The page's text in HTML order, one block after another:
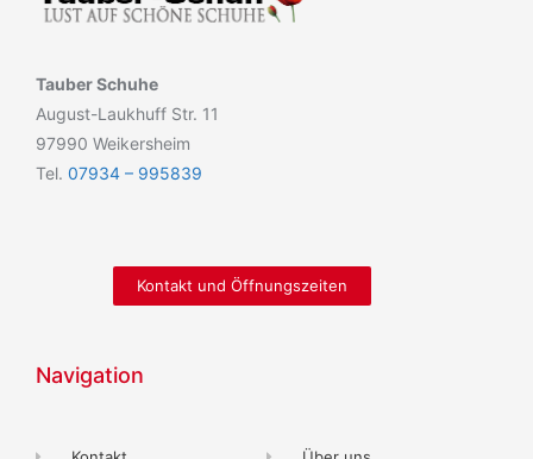
Tauber Schuhe
August-Laukhuff Str. 11
97990 Weikersheim
Tel. 07934 – 995839
Kontakt und Öffnungszeiten
Navigation